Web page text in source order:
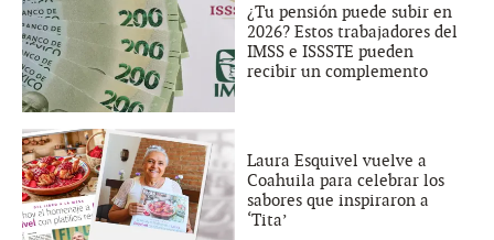
¿Tu pensión puede subir en
2026? Estos trabajadores del
IMSS e ISSSTE pueden
recibir un complemento
Laura Esquivel vuelve a
Coahuila para celebrar los
sabores que inspiraron a
‘Tita’